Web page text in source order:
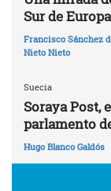
Sur de Europa
Francisco Sánchez
Nieto Nieto
Suecia
Soraya Post,
parlamento
Hugo Blanco Galdós